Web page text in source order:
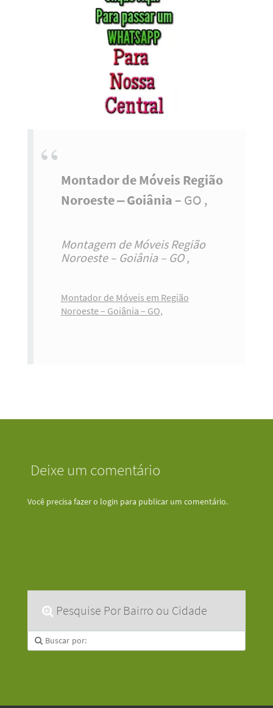
Montador de Móveis Região
Noroeste – Goiânia – GO ,
Montagem de Móveis Região
Noroeste – Goiânia – GO,
Montador de Móveis em Região
Noroeste – Goiânia – GO,
Deixe um comentário
Você precisa fazer o login para publicar um comentário.
Pesquise Por Bairro ou Cidade